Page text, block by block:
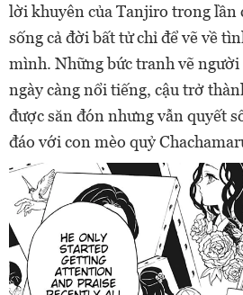
lời khuyên của Tanjiro trong lần
sống cả đời bất tử chỉ để vẽ về
mình. Những bức tranh vẽ người
ngày càng nổi tiếng, cậu trở
được săn đón nhưng vẫn quyết
đáo với con mèo quỷ